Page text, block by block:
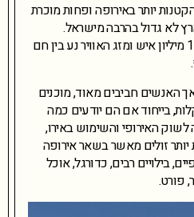
יותר באירופה ופחות מוכרת
לא גדול בהרבה מישראל.
האוכלוסייה מגיעה כמעט ל-11 מיליון איש ומזג האוויר נע בין חם
האנשים חביבים מאוד, מוכנים
בייחוד אם הם יודעים כמה
לשוק האירופי והשימוש באירו,
יותר זולים מאשר בשאר אירופה
בילויים רבים, כדורגל, אוכל
פורט.